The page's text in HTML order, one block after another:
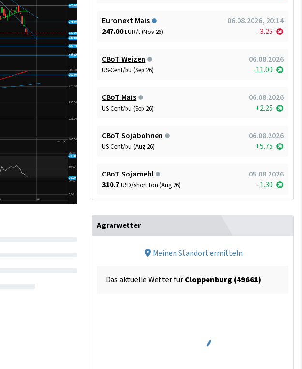
Euronext Mais
06.08.2026, 20:14
247.00EUR/t (Nov 26) -3.25
CBoT Weizen 06.08.2026
US-Cent/bu (Sep 26) -11.00
CBoT Mais 06.08.2026
US-Cent/bu (Sep 26) +2.25
CBoT Sojabohnen 06.08.2026
US-Cent/bu (Aug 26) +5.75
CBoT Sojamehl
05.08.2026
310.7USD/short ton (Aug 26) -1.30
Agrarwetter
Meinen Standort ermitteln
Das aktuelle Wetter fürCloppenburg (49661)